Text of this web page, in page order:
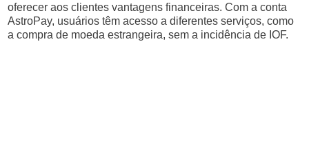
oferecer aos clientes vantagens financeiras. Com a conta
AstroPay, usuários têm acesso a diferentes serviços, como
a compra de moeda estrangeira, sem a incidência de IOF.